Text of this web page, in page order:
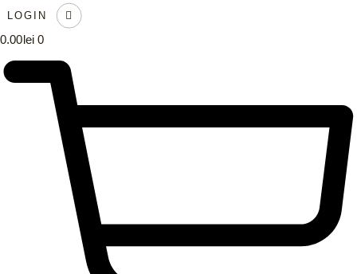
LOGIN
0.00lei 0